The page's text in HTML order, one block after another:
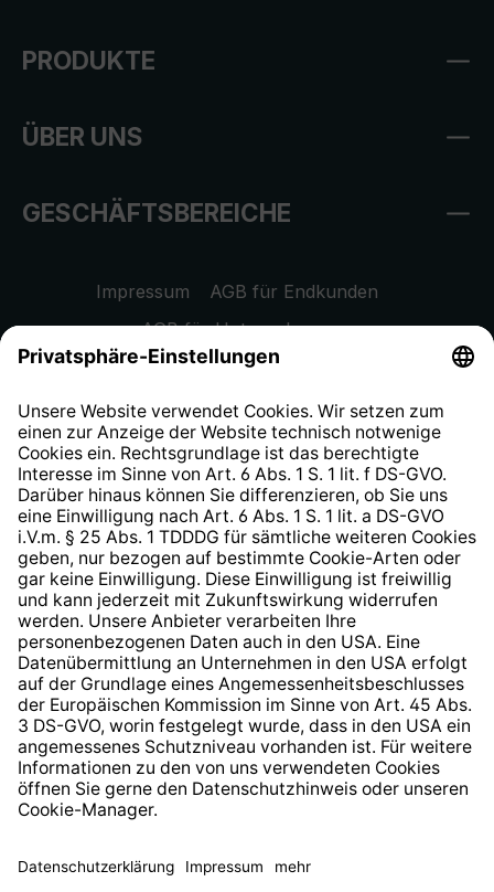
PRODUKTE
ÜBER UNS
GESCHÄFTSBEREICHE
Impressum
AGB für Endkunden
AGB für Unternehmen
Datenschutzhinweis
Widerrufsrecht
Hinweisgeberschutzsystem
Barrierefreiheit
* Alle Preise inkl. gesetzl. Mehrwertsteuer zzgl.
anders angegeben.